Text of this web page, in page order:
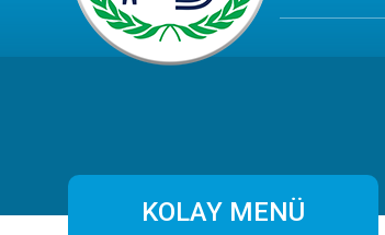
KOLAY MENÜ